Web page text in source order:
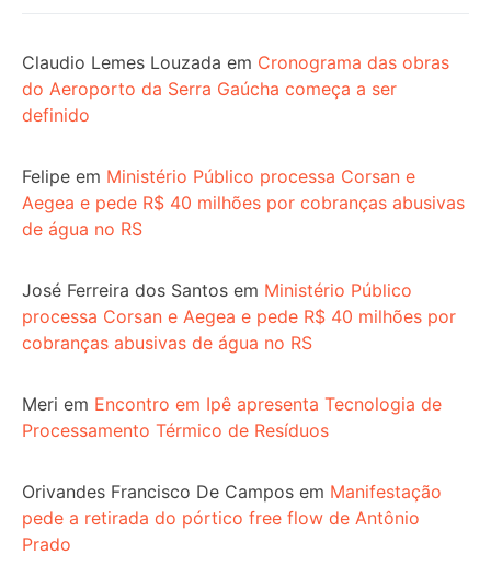
Claudio Lemes Louzada em Cronograma das obras
do Aeroporto da Serra Gaúcha começa a ser
definido
Felipe em Ministério Público processa Corsan e
Aegea e pede R$ 40 milhões por cobranças abusivas
de água no RS
José Ferreira dos Santos em Ministério Público
processa Corsan e Aegea e pede R$ 40 milhões por
cobranças abusivas de água no RS
Meri em Encontro em Ipê apresenta Tecnologia de
Processamento Térmico de Resíduos
Orivandes Francisco De Campos em Manifestação
pede a retirada do pórtico free flow de Antônio
Prado